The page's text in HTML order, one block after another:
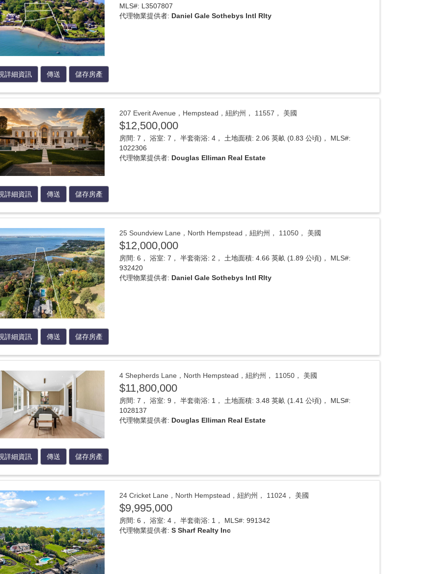
MLS#: L3507807
代理物業提供者: Daniel Gale Sothebys Intl Rlty
詳細資訊 傳送 儲存房產
207 Everit Avenue，Hempstead，紐約州， 11557， 美國
$12,500,000
房間: 7， 浴室: 7， 半套衛浴: 4， 土地面積: 2.06 英畝 (0.83 公頃)， MLS#:
1022306
代理物業提供者: Douglas Elliman Real Estate
詳細資訊 傳送 儲存房產
25 Soundview Lane，North Hempstead，紐約州， 11050， 美國
$12,000,000
房間: 6， 浴室: 7， 半套衛浴: 2， 土地面積: 4.66 英畝 (1.89 公頃)， MLS#:
932420
代理物業提供者: Daniel Gale Sothebys Intl Rlty
詳細資訊 傳送 儲存房產
4 Shepherds Lane，North Hempstead，紐約州， 11050， 美國
$11,800,000
房間: 7， 浴室: 9， 半套衛浴: 1， 土地面積: 3.48 英畝 (1.41 公頃)， MLS#:
1028137
代理物業提供者: Douglas Elliman Real Estate
詳細資訊 傳送 儲存房產
24 Cricket Lane，North Hempstead，紐約州， 11024， 美國
$9,995,000
房間: 6， 浴室: 4， 半套衛浴: 1， MLS#: 991342
代理物業提供者: S Sharf Realty Inc